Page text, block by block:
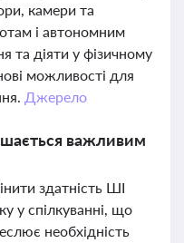
камери та
і автономним
та діяти у фізичному
можливості для
Джерело
важливим
здатність ШІ
у спілкуванні, що
необхідність